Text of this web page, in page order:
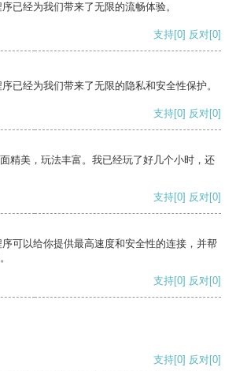
已经为我们带来了无限的流畅体验。
支持[0] 反对[0]
已经为我们带来了无限的隐私和安全性保护。
支持[0] 反对[0]
精美，玩法丰富。我已经玩了好几个小时，还
支持[0] 反对[0]
可以给你提供最高速度和安全性的连接，并帮
支持[0] 反对[0]
支持[0] 反对[0]